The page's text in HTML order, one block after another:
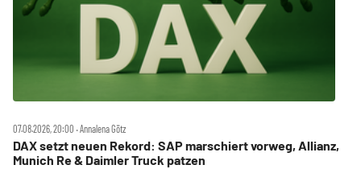
07.08.2026, 20:00 ‧ Annalena Götz
DAX setzt neuen Rekord: SAP marschiert vorweg, Allianz,
Munich Re & Daimler Truck patzen